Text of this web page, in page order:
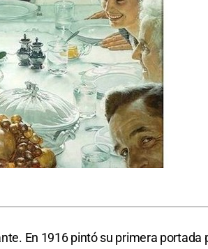
En 1916 pintó su primera portada